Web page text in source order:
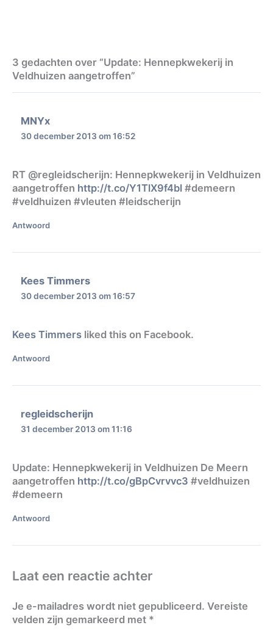
3 gedachten over “Update: Hennepkwekerij in
Veldhuizen aangetroffen”
MNYx
30 december 2013 om 16:52
RT @regleidscherijn: Hennepkwekerij in Veldhuizen
aangetroffen http://t.co/Y1TlX9f4bl #demeern
#veldhuizen #vleuten #leidscherijn
Antwoord
Kees Timmers
30 december 2013 om 16:57
Kees Timmers liked this on Facebook.
Antwoord
regleidscherijn
31 december 2013 om 11:16
Update: Hennepkwekerij in Veldhuizen De Meern
aangetroffen http://t.co/gBpCvrvvc3 #veldhuizen
#demeern
Antwoord
Laat een reactie achter
Je e-mailadres wordt niet gepubliceerd. Vereiste
velden zijn gemarkeerd met *